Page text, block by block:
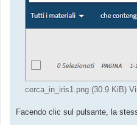
cerca_in_iris1.png (30.9 KiB)
Facendo clic sul pulsante, la